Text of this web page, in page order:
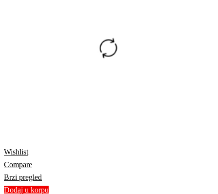
Wishlist
Compare
Brzi pregled
Dodaj u korpu